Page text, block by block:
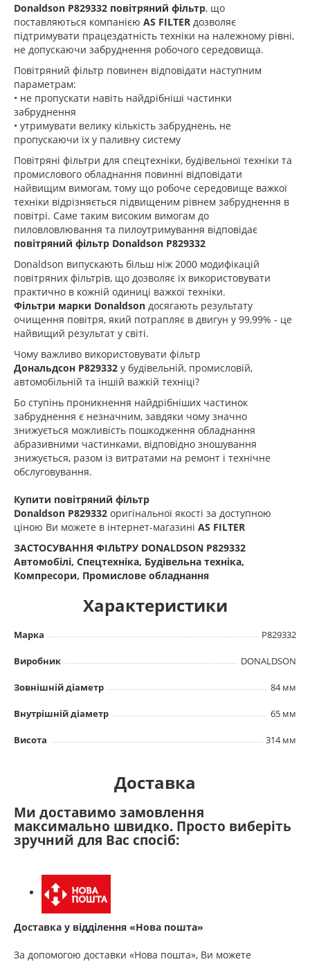
Donaldson P829332 повітряний фільтр, що
поставляються компанією AS FILTER дозволяє
підтримувати працездатність техніки на належному рівні,
не допускаючи забруднення робочого середовища.
Повітряний фільтр повинен відповідати наступним
параметрам:
• не пропускати навіть найдрібніші частинки
забруднення
• утримувати велику кількість забруднень, не
пропускаючи їх у паливну систему
Повітряні фільтри для спецтехніки, будівельної техніки та
промислового обладнання повинні відповідати
найвищим вимогам, тому що робоче середовище важкої
техніки відрізняється підвищеним рівнем забруднення в
повітрі. Саме таким високим вимогам до
пиловловлювання та пилоутримування відповідає
повітряний фільтр Donaldson P829332
Donaldson випускають більш ніж 2000 модифікацій
повітряних фільтрів, що дозволяє їх використовувати
практично в кожній одиниці важкої техніки.
Фільтри марки Donaldson досягають результату
очищення повітря, який потрапляє в двигун у 99,99% - це
найвищий результат у світі.
Чому важливо використовувати фільтр
Дональдсон P829332 у будівельній, промисловій,
автомобільній та іншій важкій техніці?
Бо ступінь проникнення найдрібніших частинок
забруднення є незначним, завдяки чому значно
знижується можливість пошкодження обладнання
абразивними частинками, відповідно зношування
знижується, разом із витратами на ремонт і технічне
обслуговування.
Купити повітряний фільтр
Donaldson P829332 оригінальної якості за доступною
ціною Ви можете в інтернет-магазині AS FILTER
ЗАСТОСУВАННЯ ФІЛЬТРУ DONALDSON P829332
Автомобілі, Спецтехніка, Будівельна техніка,
Компресори, Промислове обладнання
Характеристики
Марка P829332
Виробник DONALDSON
Зовнішній діаметр 84 мм
Внутрішній діаметр 65 мм
Висота 314 мм
Доставка
Ми доставимо замовлення
максимально швидко. Просто виберіть
зручний для Вас спосіб:
Доставка у відділення «Нова пошта»
За допомогою доставки «Нова пошта», Ви можете